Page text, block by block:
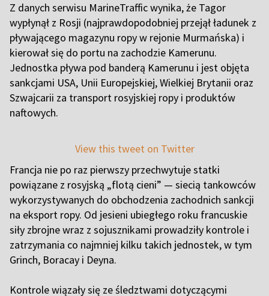
Z danych serwisu MarineTraffic wynika, że Tagor
wypłynął z Rosji (najprawdopodobniej przejął ładunek z
pływającego magazynu ropy w rejonie Murmańska) i
kierował się do portu na zachodzie Kamerunu.
Jednostka pływa pod banderą Kamerunu i jest objęta
sankcjami USA, Unii Europejskiej, Wielkiej Brytanii oraz
Szwajcarii za transport rosyjskiej ropy i produktów
naftowych.
View this tweet on Twitter
Francja nie po raz pierwszy przechwytuje statki
powiązane z rosyjską „flotą cieni” — siecią tankowców
wykorzystywanych do obchodzenia zachodnich sankcji
na eksport ropy. Od jesieni ubiegłego roku francuskie
siły zbrojne wraz z sojusznikami prowadziły kontrole i
zatrzymania co najmniej kilku takich jednostek, w tym
Grinch, Boracay i Deyna.
Kontrole wiązały się ze śledztwami dotyczącymi